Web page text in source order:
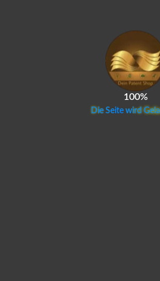
100%
Die Seite wird Gela